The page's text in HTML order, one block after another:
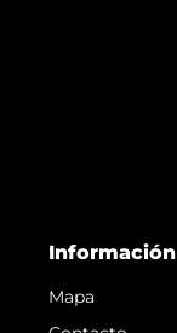
Información
Mapa